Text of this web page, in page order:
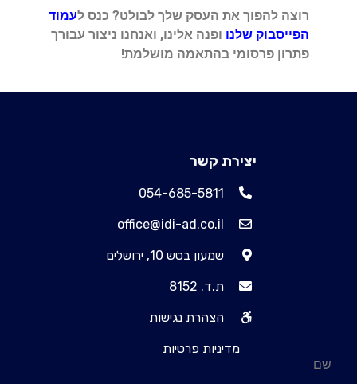
רוצה להפוך את העסק שלך לבולט? כנס לעמוד
הפייסבוק שלנו ופנה אלינו, ואנחנו ניצור עבורך
פתרון פרסומי בהתאמה מושלמת!
יצירת קשר
054-685-5811
office@idi-ad.co.il
שמעון בטש 10, ירושלים
ת.ד. 8152
הצהרת נגישות
מדיניות פרטיות
שם